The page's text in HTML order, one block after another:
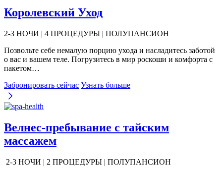
Королевский Уход
2-3 НОЧИ | 4 ПРОЦЕДУРЫ | ПОЛУПАНСИОН
Позвольте себе немалую порцию ухода и насладитесь заботой
о вас и вашем теле. Погрузитесь в мир роскоши и комфорта с
пакетом…
Забронировать сейчас Узнать больше
Велнес-пребывание с тайским
массажем
2-3 НОЧИ | 2 ПРОЦЕДУРЫ | ПОЛУПАНСИОН